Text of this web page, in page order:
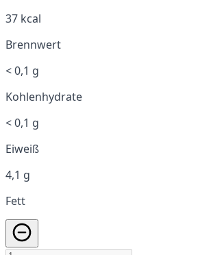
37 kcal
Brennwert
< 0,1 g
Kohlenhydrate
< 0,1 g
Eiweiß
4,1 g
Fett